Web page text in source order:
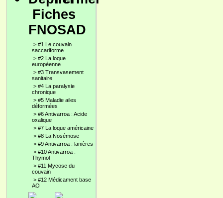
Fiches
FNOSAD
> #1 Le couvain
saccariforme
> #2 La loque
européenne
> #3 Transvasement
sanitaire
> #4 La paralysie
chronique
> #5 Maladie ailes
déformées
> #6 Antivarroa : Acide
oxalique
> #7 La loque américaine
> #8 La Nosémose
> #9 Antivarroa : lanières
> #10 Antivarroa :
Thymol
> #11 Mycose du
couvain
> #12 Médicament base
AO